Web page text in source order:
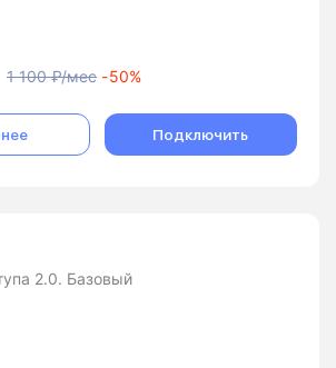
1 100₽/мес -50%
Подключить
2.0. Базовый